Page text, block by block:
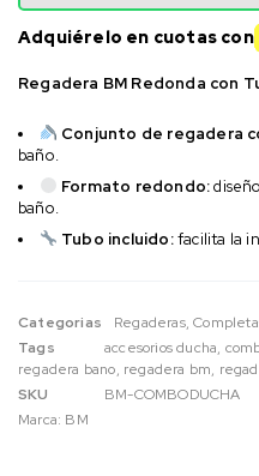
Regadera BM Redonda con
Conjunto de regadera
baño.
Formato redondo:
baño.
Tubo incluido:facilita la
Adquiérelo en cuotas con
Categorias Regaderas,
Tags
accesorios ducha,
regadera bano, regadera bm,
SKU
BM-COMBODUCHA
Marca: BM